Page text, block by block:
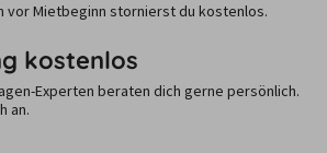
vor Mietbeginn stornierst du kostenlos.
kostenlos
Experten beraten dich gerne persönlich.
an.